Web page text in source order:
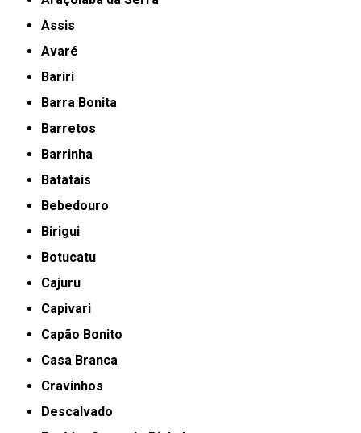
Assis
Avaré
Bariri
Barra Bonita
Barretos
Barrinha
Batatais
Bebedouro
Birigui
Botucatu
Cajuru
Capivari
Capão Bonito
Casa Branca
Cravinhos
Descalvado